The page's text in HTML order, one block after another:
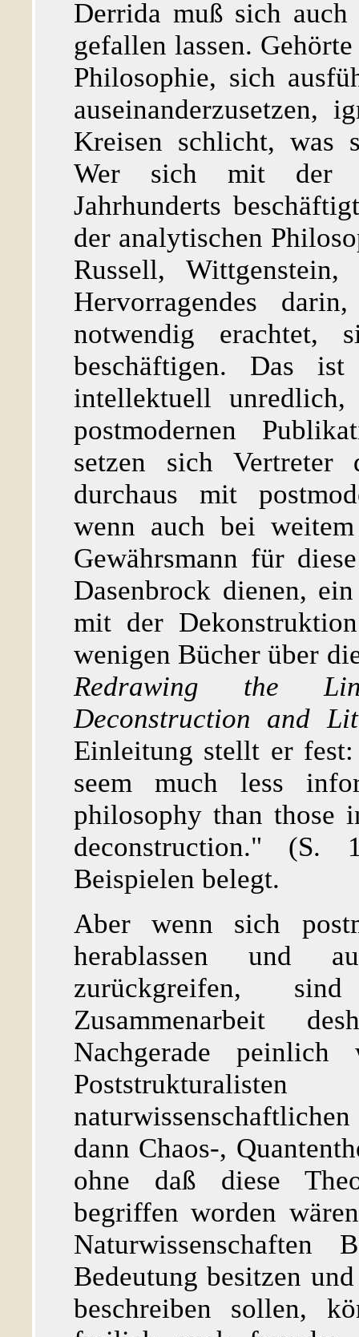
Derrida muß sich
gefallen lassen.
Philosophie, sich
auseinanderzusetzen,
Kreisen schlicht, was
Wer sich mit der
Jahrhunderts
der analytischen
Russell,
Hervorragendes
notwendig
beschäftigen. Das
intellektuell
postmodernen
setzen sich Vertreter
durchaus mit
wenn auch bei
Gewährsmann für
Dasenbrock dienen,
mit der
wenigen Bücher über
Redrawing the
Deconstruction and
Einleitung stellt er
seem much less
philosophy than those
deconstruction."
Beispielen belegt.
Aber wenn sich
herablassen und
zurückgreifen,
Zusammenarbeit
Nachgerade
dann Chaos-,
ohne daß diese
begriffen worden
Bedeutung besitzen
beschreiben sollen,